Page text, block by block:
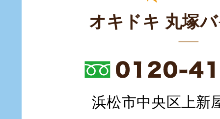
オキドキ 丸塚
浜松市中央区上新